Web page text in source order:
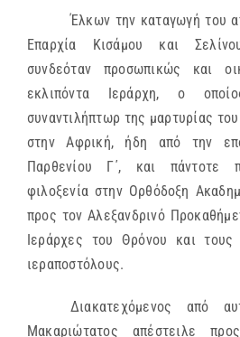
Έλκων την καταγωγή του
Επαρχία Κισάμου και
συνδεόταν προσωπικώς και
εκλιπόντα Ιεράρχη, ο
συναντιλήπτωρ της μαρτυρίας
στην Αφρική, ήδη από την
Παρθενίου Γ΄, και πάντοτε
φιλoξενία στην Ορθόδοξη
προς τον Αλεξανδρινό
Ιεράρχες του Θρόνου και τους
ιεραποστόλους.
Διακατεχόμενος από
Μακαριώτατος απέστειλε